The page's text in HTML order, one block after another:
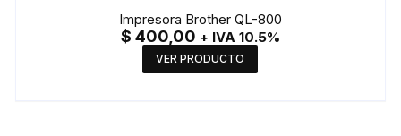
Impresora Brother QL-800
$ 400,00 + IVA 10.5%
VER PRODUCTO